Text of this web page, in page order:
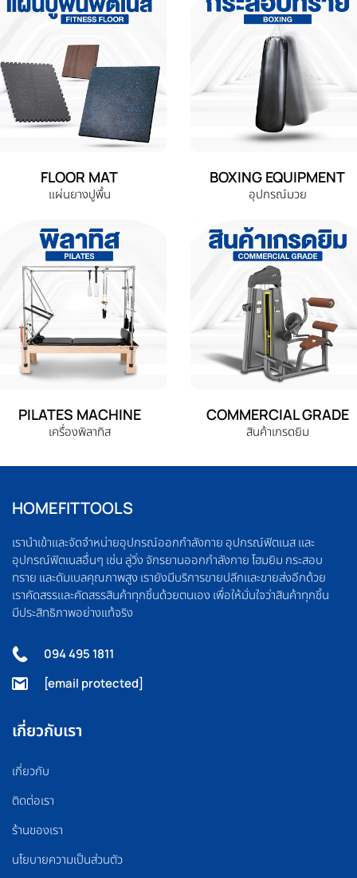
FLOOR MAT
แผ่นยางปูพื้น
BOXING EQUIPMENT
อุปกรณ์มวย
PILATES MACHINE
เครื่องพิลาทิส
COMMERCIAL GRADE
สินค้าเกรดยิม
HOMEFITTOOLS
เรานำเข้าและจัดจำหน่ายอุปกรณ์ออกกำลังกาย อุปกรณ์ฟิตเนส และ
อุปกรณ์ฟิตเนสอื่นๆ เช่น ลู่วิ่ง จักรยานออกกำลังกาย โฮมยิม กระสอบ
ทราย และดัมเบลคุณภาพสูง เรายังมีบริการขายปลีกและขายส่งอีกด้วย
เราคัดสรรและคัดสรรสินค้าทุกชิ้นด้วยตนเอง เพื่อให้มั่นใจว่าสินค้าทุกชิ้น
มีประสิทธิภาพอย่างแท้จริง
094 495 1811
[email protected]
เกี่ยวกับเรา
เกี่ยวกับ
ติดต่อเรา
ร้านของเรา
นโยบายความเป็นส่วนตัว